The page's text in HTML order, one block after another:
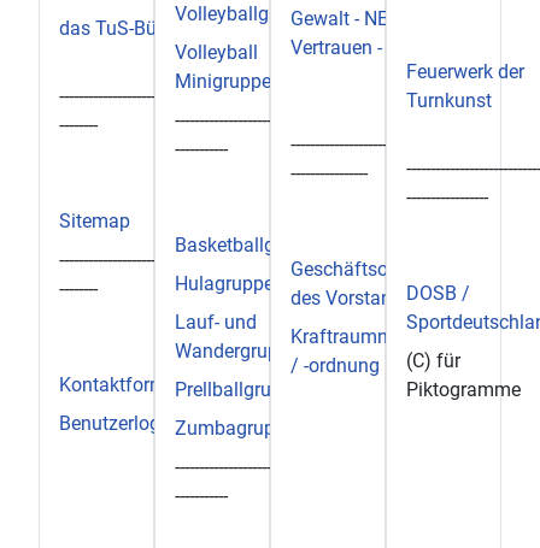
das TuS-Büro
--------------------------------------
--------
Sitemap
--------------------------------------
--------
Kontaktformular
Benutzerlogin
Volleyballgruppe
Volleyball
Minigruppe
-------------------------------------
-----------
Basketballgruppe
Hulagruppe
Lauf- und
Wandergruppen
Prellballgruppe
Zumbagruppe
-------------------------------------
-----------
Gewalt - NEIN! /
Vertrauen - JA!
--------------------------------
----------------
Geschäftsordnung
des Vorstands
Kraftraumnutzung
/ -ordnung
Feuerwerk der
Turnkunst
-----------------
DOSB /
(C) für
Piktogramme